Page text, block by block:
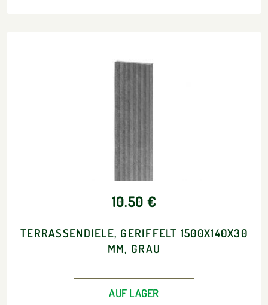
10.50 €
TERRASSENDIELE, GERIFFELT 1500X140X30
MM, GRAU
AUF LAGER